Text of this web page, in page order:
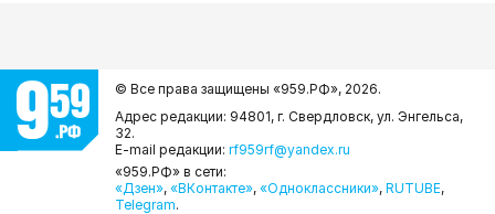
© Все права защищены «959.РФ», 2026.
Адрес редакции: 94801, г. Свердловск, ул. Энгельса,
32.
E-mail редакции: rf959rf@yandex.ru
«959.РФ» в сети:
«Дзен», «ВКонтакте», «Одноклассники», RUTUBE,
Telegram.